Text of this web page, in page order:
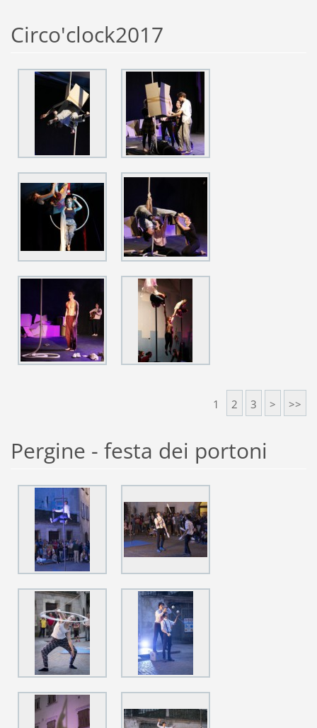
Circo'clock2017
1 2 3 > >>
Pergine - festa dei portoni